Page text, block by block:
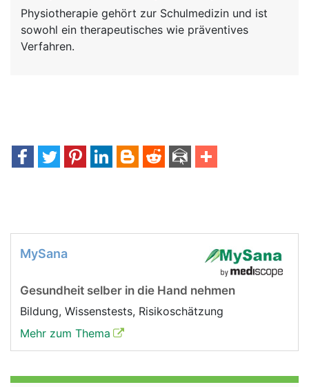
Physiotherapie gehört zur Schulmedizin und ist
sowohl ein therapeutisches wie präventives
Verfahren.
MySana
Gesundheit selber in die Hand nehmen
Bildung, Wissenstests, Risikoschätzung
Mehr zum Thema